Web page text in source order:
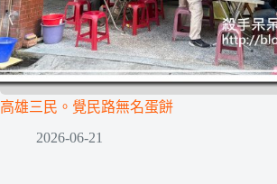
高雄三民。覺民路無名蛋餅
2026-06-21